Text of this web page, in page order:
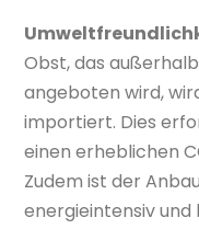
Obst, das
angeboten wird,
importiert. Dies
einen erheblichen
Zudem ist der
energieintensiv